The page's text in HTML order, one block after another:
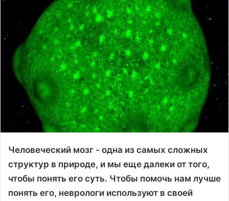
Человеческий мозг - одна из самых сложных
структур в природе, и мы еще далеки от того,
чтобы понять его суть. Чтобы помочь нам лучше
понять его, неврологи используют в своей